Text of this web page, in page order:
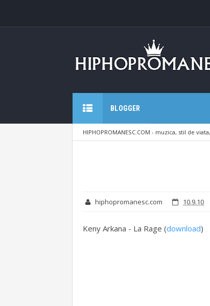
BLOGGER
HIPHOPROMANESC.COM - muzica, stil de
Francez v.2
hiphopromanesc.com 10.9.10
Keny Arkana - La Rage (download)